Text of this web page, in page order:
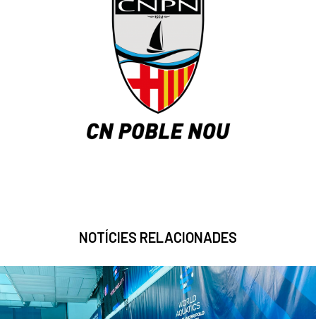
NOTÍCIES RELACIONADES